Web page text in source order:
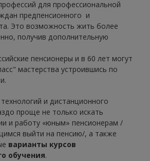
для профессиональной
предпенсионного и
Это возможность жить более
получив дополнительную
пенсионеры и в 60 лет могут
мастерства устроившись по
и дистанционного
проще не только искать
и работу «юным» пенсионерам /
выйти на пенсию/, а также
варианты курсов
обучения.